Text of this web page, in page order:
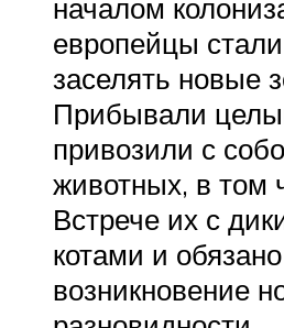
началом
европейцы
заселять новые
Прибывали
привозили с
животных, в том
Встрече их с
котами и обязано
возникновение